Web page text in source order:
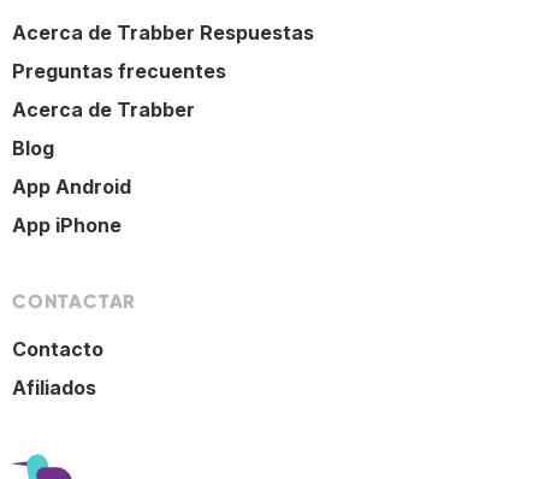
Acerca de Trabber Respuestas
Preguntas frecuentes
Acerca de Trabber
Blog
App Android
App iPhone
CONTACTAR
Contacto
Afiliados